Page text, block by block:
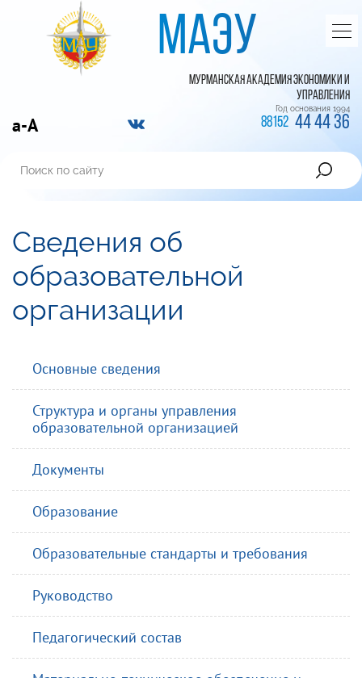
МАЭУ
МУРМАНСКАЯ АКАДЕМИЯ ЭКОНОМИКИ И
УПРАВЛЕНИЯ
Год основания 1994
a-A 88152 44 44 36
Сведения об
образовательной
организации
Основные сведения
Структура и органы управления
образовательной организацией
Документы
Образование
Образовательные стандарты и требования
Руководство
Педагогический состав